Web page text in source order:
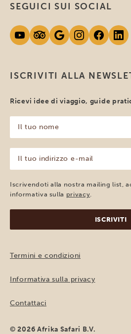
ISCRIVITI ALLA
Ricevi idee di viaggio, guide
tuo
nome
(Obbligatorio)
tuo
indirizzo
e-
mail
Iscrivendoti alla nostra mailing list,
informativa sulla privacy
SEGUICI SUI SOCIAL
Termini e condizioni
Informativa sulla privacy
Contattaci
© 2026 Afrika Safari B.V.